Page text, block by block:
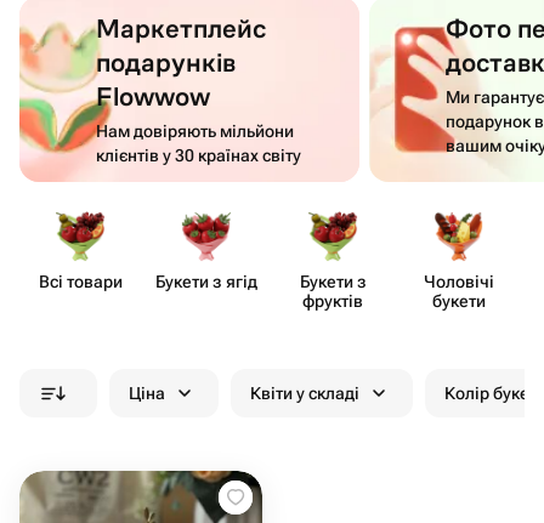
Маркетплейс
подарунків
Flowwow
Нам довіряють мільйони
клієнтів у 30 країнах світу
Фото
Ми
подарунок
вашим
Всі товари Букети з ягід
Букети з
фруктів
Чоловічі
букети
Ціна Квіти у складі Колір